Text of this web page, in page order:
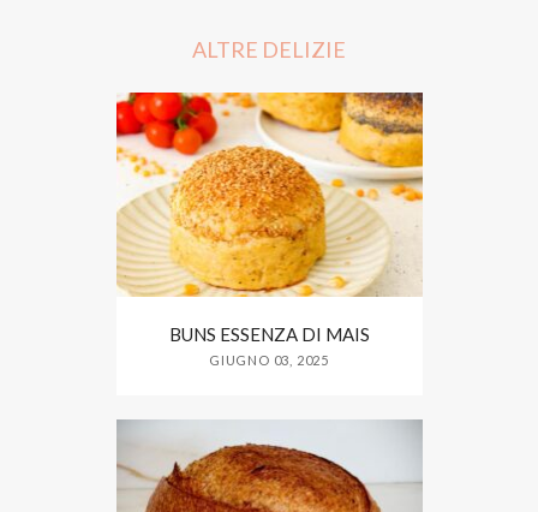
ALTRE DELIZIE
BUNS ESSENZA DI MAIS
GIUGNO 03, 2025